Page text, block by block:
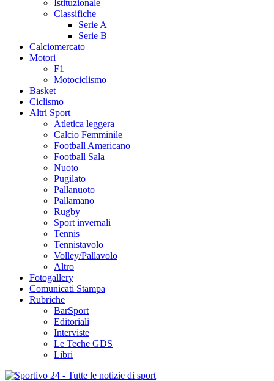
Istituzionale
Classifiche
Serie A
Serie B
Calciomercato
Motori
F1
Motociclismo
Basket
Ciclismo
Altri Sport
Atletica leggera
Calcio Femminile
Football Americano
Football Sala
Nuoto
Pugilato
Pallanuoto
Pallamano
Rugby
Sport invernali
Tennis
Tennistavolo
Volley/Pallavolo
Altro
Fotogallery
Comunicati Stampa
Rubriche
BarSport
Editoriali
Interviste
Le Teche GDS
Libri